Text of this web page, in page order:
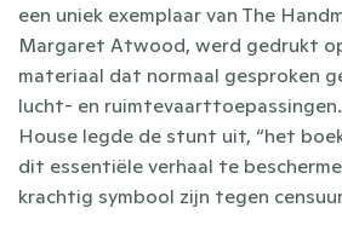
een uniek exemplaar van The
Margaret Atwood, werd gedrukt
materiaal dat normaal gesproken
lucht- en ruimtevaarttoepassingen.
House legde de stunt uit, “het
dit essentiële verhaal te
krachtig symbool zijn tegen